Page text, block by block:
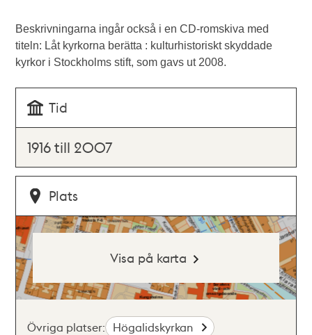
Beskrivningarna ingår också i en CD-romskiva med
titeln: Låt kyrkorna berätta : kulturhistoriskt skyddade
kyrkor i Stockholms stift, som gavs ut 2008.
Tid
1916 till 2007
Plats
Visa på karta
Övriga platser: Högalidskyrkan